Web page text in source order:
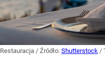
Restauracja / Źródło: Shutterstock /